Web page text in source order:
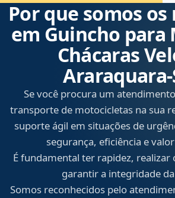
Por que somos
em Guincho para
Chácaras
Se você procura um
transporte de motocicletas na sua
suporte ágil em situações de
segurança, eficiência e
É fundamental ter rapidez, realizar
garantir a integridade
Somos reconhecidos pelo